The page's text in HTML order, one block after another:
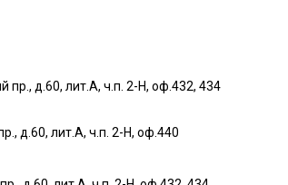
пр., д.60, лит.А, ч.п. 2-Н, оф.432, 434
д.60, лит.А, ч.п. 2-Н, оф.440